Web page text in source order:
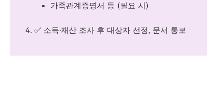
가족관계증명서 등 (필요 시)
✅ 소득·재산 조사 후 대상자 선정, 문서 통보